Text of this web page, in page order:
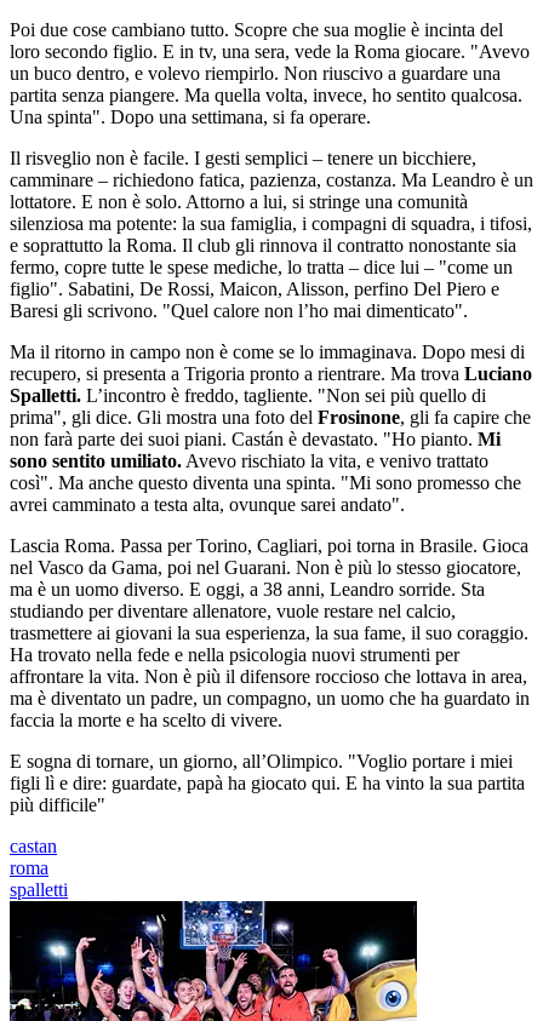
Poi due cose cambiano tutto. Scopre che sua moglie è incinta del
loro secondo figlio. E in tv, una sera, vede la Roma giocare. "Avevo
un buco dentro, e volevo riempirlo. Non riuscivo a guardare una
partita senza piangere. Ma quella volta, invece, ho sentito qualcosa.
Una spinta". Dopo una settimana, si fa operare.
Il risveglio non è facile. I gesti semplici – tenere un bicchiere,
camminare – richiedono fatica, pazienza, costanza. Ma Leandro è un
lottatore. E non è solo. Attorno a lui, si stringe una comunità
silenziosa ma potente: la sua famiglia, i compagni di squadra, i tifosi,
e soprattutto la Roma. Il club gli rinnova il contratto nonostante sia
fermo, copre tutte le spese mediche, lo tratta – dice lui – "come un
figlio". Sabatini, De Rossi, Maicon, Alisson, perfino Del Piero e
Baresi gli scrivono. "Quel calore non l’ho mai dimenticato".
Ma il ritorno in campo non è come se lo immaginava. Dopo mesi di
recupero, si presenta a Trigoria pronto a rientrare. Ma trova Luciano
Spalletti. L’incontro è freddo, tagliente. "Non sei più quello di
prima", gli dice. Gli mostra una foto del Frosinone, gli fa capire che
non farà parte dei suoi piani. Castán è devastato. "Ho pianto. Mi
sono sentito umiliato. Avevo rischiato la vita, e venivo trattato
così". Ma anche questo diventa una spinta. "Mi sono promesso che
avrei camminato a testa alta, ovunque sarei andato".
Lascia Roma. Passa per Torino, Cagliari, poi torna in Brasile. Gioca
nel Vasco da Gama, poi nel Guarani. Non è più lo stesso giocatore,
ma è un uomo diverso. E oggi, a 38 anni, Leandro sorride. Sta
studiando per diventare allenatore, vuole restare nel calcio,
trasmettere ai giovani la sua esperienza, la sua fame, il suo coraggio.
Ha trovato nella fede e nella psicologia nuovi strumenti per
affrontare la vita. Non è più il difensore roccioso che lottava in area,
ma è diventato un padre, un compagno, un uomo che ha guardato in
faccia la morte e ha scelto di vivere.
E sogna di tornare, un giorno, all’Olimpico. "Voglio portare i miei
figli lì e dire: guardate, papà ha giocato qui. E ha vinto la sua partita
più difficile"
castan
roma
spalletti